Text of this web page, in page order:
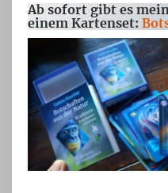
Ab sofort gibt es
einem Kartenset: